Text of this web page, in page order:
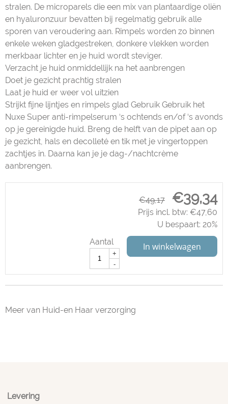
stralen. De microparels die een mix van plantaardige oliën
en hyaluronzuur bevatten bij regelmatig gebruik alle
sporen van veroudering aan. Rimpels worden zo binnen
enkele weken gladgestreken, donkere vlekken worden
merkbaar lichter en je huid wordt steviger.
Verzacht je huid onmiddellijk na het aanbrengen
Doet je gezicht prachtig stralen
Laat je huid er weer vol uitzien
Strijkt fijne lijntjes en rimpels glad Gebruik Gebruik het
Nuxe Super anti-rimpelserum ‘s ochtends en/of ‘s avonds
op je gereinigde huid. Breng de helft van de pipet aan op
je gezicht, hals en decolleté en tik met je vingertoppen
zachtjes in. Daarna kan je je dag-/nachtcrème
aanbrengen.
€49,17 €39,34
Prijs incl. btw: €47,60
U bespaart: 20%
Aantal
+
-
In winkelwagen
Meer van Huid-en Haar verzorging
Levering